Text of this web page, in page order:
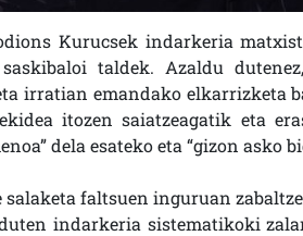
Kurucsek indarkeria
taldek. Azaldu
irratian emandako elkarrizketa
itozen saiatzeagatik eta
dela esateko eta “gizon asko
faltsuen inguruan
indarkeria sistematikoki